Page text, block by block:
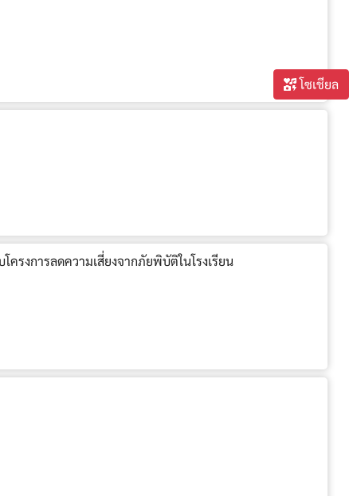
โซเชียล
รงการลดความเสี่ยงจากภัยพิบัติในโรงเรียน